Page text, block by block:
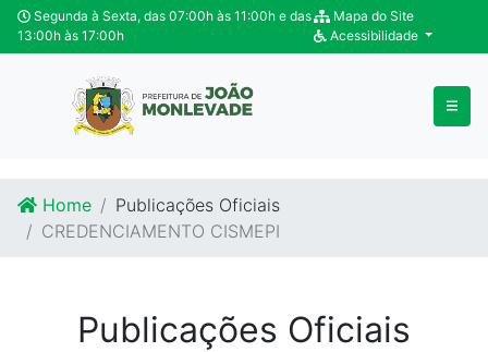
Ir para o conteúdo
Ir para o fim do conteúdo
Segunda à Sexta, das 07:00h às 11:00h e das
13:00h às 17:00h
Mapa do Site
Acessibilidade
Home
Publicações Oficiais
CREDENCIAMENTO CISMEPI
Publicações Oficiais